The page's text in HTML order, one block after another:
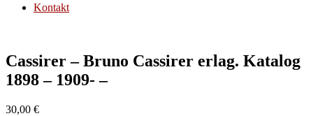
Kontakt
Cassirer – Bruno Cassirer erlag. Katalog
1898 – 1909- –
30,00 €